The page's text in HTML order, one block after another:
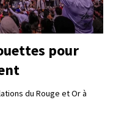
pour
du Rouge et Or à